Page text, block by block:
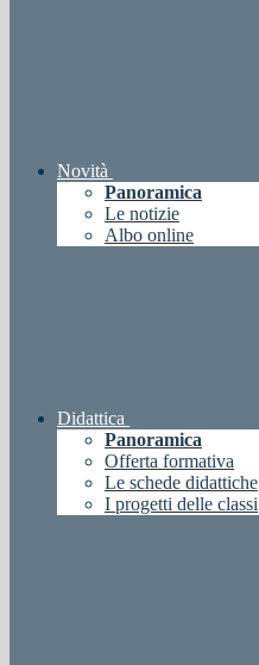
Novità
Panoramica
Le notizie
Albo online
Didattica
Panoramica
Offerta formativa
Le schede didattiche
I progetti delle classi